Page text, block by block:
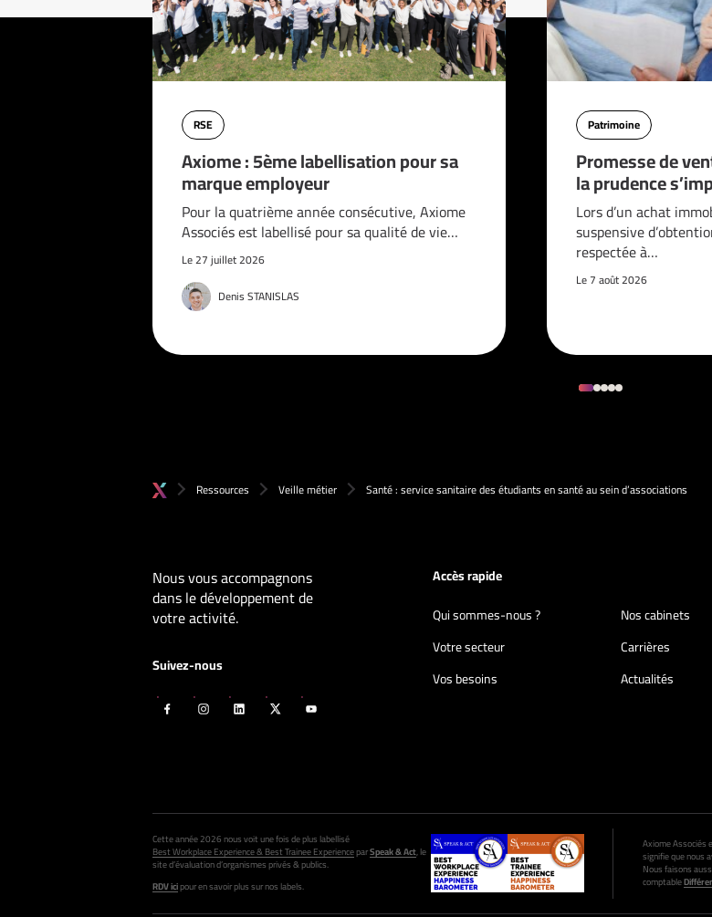
RSE
Axiome : 5ème labellisation pour sa
marque employeur
Pour la quatrième année consécutive, Axiome
Associés est labellisé pour sa qualité de vie…
Le 27 juillet 2026
Denis STANISLAS
Patrimoine
Promesse de
la prudence
Lors d’un achat
suspensive
respectée à…
Le 7 août 2026
Ressources Veille métier Santé : service sanitaire des étudiants en santé au sein d’associations
Nous vous accompagnons
dans le développement de
votre activité.
Suivez-nous
Accès rapide
Qui sommes-nous ?
Nos cabinets
Votre secteur
Carrières
Vos besoins
Actualités
Cette année 2026 nous voit une fois de plus labellisé
Best Workplace Experience & Best Trainee ExperienceparSpeak & Act, le
site d’évaluation d’organismes privés & publics.
RDV icipour en savoir plus sur nos labels.
Axiome Associés
signifie que nous
Nous faisons
comptable